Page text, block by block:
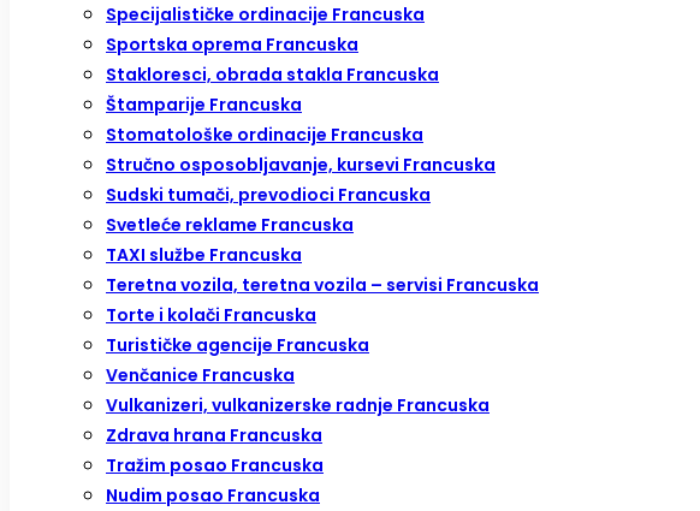
Specijalističke ordinacije Francuska
Sportska oprema Francuska
Stakloresci, obrada stakla Francuska
Štamparije Francuska
Stomatološke ordinacije Francuska
Stručno osposobljavanje, kursevi Francuska
Sudski tumači, prevodioci Francuska
Svetleće reklame Francuska
TAXI službe Francuska
Teretna vozila, teretna vozila – servisi Francuska
Torte i kolači Francuska
Turističke agencije Francuska
Venčanice Francuska
Vulkanizeri, vulkanizerske radnje Francuska
Zdrava hrana Francuska
Tražim posao Francuska
Nudim posao Francuska